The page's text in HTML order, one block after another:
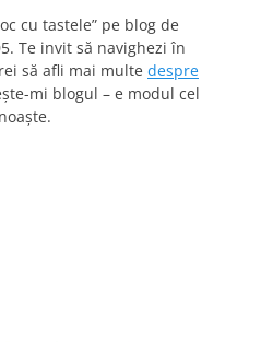
cu tastele” pe blog de
Te invit să navighezi în
să afli mai multe despre
mi blogul – e modul cel